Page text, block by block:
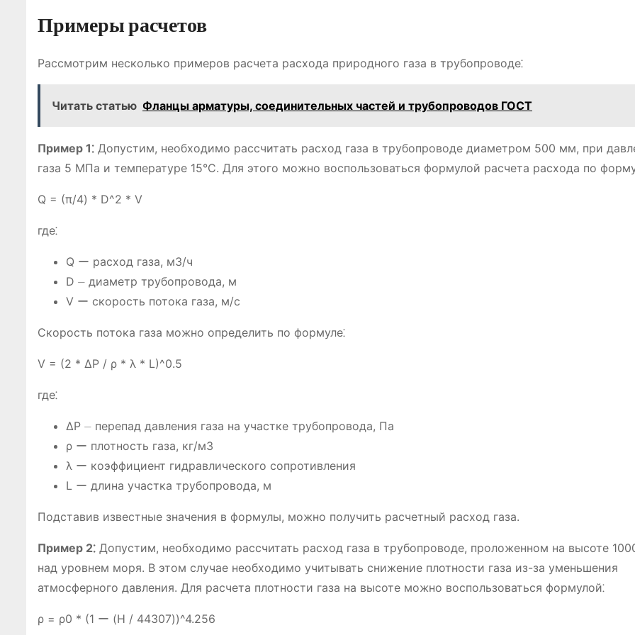
Примеры расчетов
Рассмотрим несколько примеров расчета расхода природного газа в трубопроводе⁚
Читать статью Фланцы арматуры, соединительных частей и трубопроводов ГОСТ
Пример 1⁚ Допустим, необходимо рассчитать расход газа в трубопроводе диаметром 500 мм, при
газа 5 МПа и температуре 15°C. Для этого можно воспользоваться формулой расчета расхода по
Q = (π/4) * D^2 * V
где⁚
Q ー расход газа, м3/ч
D ⏤ диаметр трубопровода, м
V ー скорость потока газа, м/с
Скорость потока газа можно определить по формуле⁚
V = (2 * ΔP / ρ * λ * L)^0.5
где⁚
ΔP ⏤ перепад давления газа на участке трубопровода, Па
ρ ー плотность газа, кг/м3
λ ー коэффициент гидравлического сопротивления
L ー длина участка трубопровода, м
Подставив известные значения в формулы, можно получить расчетный расход газа.
Пример 2⁚ Допустим, необходимо рассчитать расход газа в трубопроводе, проложенном на высоте
над уровнем моря. В этом случае необходимо учитывать снижение плотности газа из-за уменьшения
атмосферного давления. Для расчета плотности газа на высоте можно воспользоваться формулой⁚
ρ = ρ0 * (1 ー (H / 44307))^4.256